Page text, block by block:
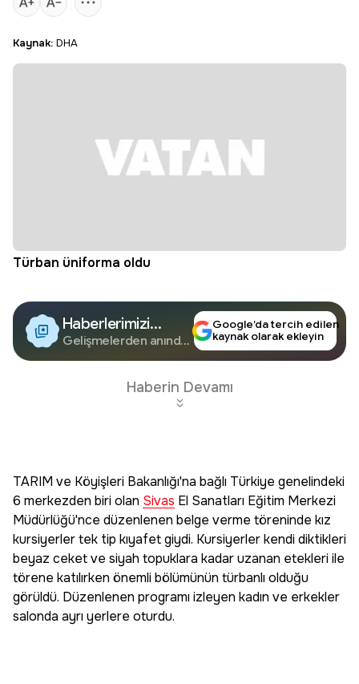
Kaynak: DHA
Türban üniforma oldu
Haberlerimizi
Google'da Takip
Edin
Gelişmelerden anında
Google’da tercih edilen
kaynak olarak ekleyin
Haberin Devamı
TARIM ve Köyişleri Bakanlığı'na bağlı Türkiye genelindeki
6 merkezden biri olan Sivas El Sanatları Eğitim Merkezi
Müdürlüğü'nce düzenlenen belge verme töreninde kız
kursiyerler tek tip kıyafet giydi. Kursiyerler kendi diktikleri
beyaz ceket ve siyah topuklara kadar uzanan etekleri ile
törene katılırken önemli bölümünün türbanlı olduğu
görüldü. Düzenlenen programı izleyen kadın ve erkekler
salonda ayrı yerlere oturdu.